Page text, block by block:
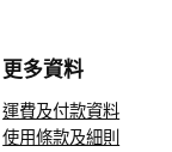
更多資料
運費及付款資料
使用條款及細則